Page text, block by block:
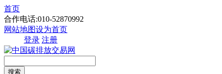
首页
合作电话:010-52870992
网站地图设为首页
登录 注册
搜索